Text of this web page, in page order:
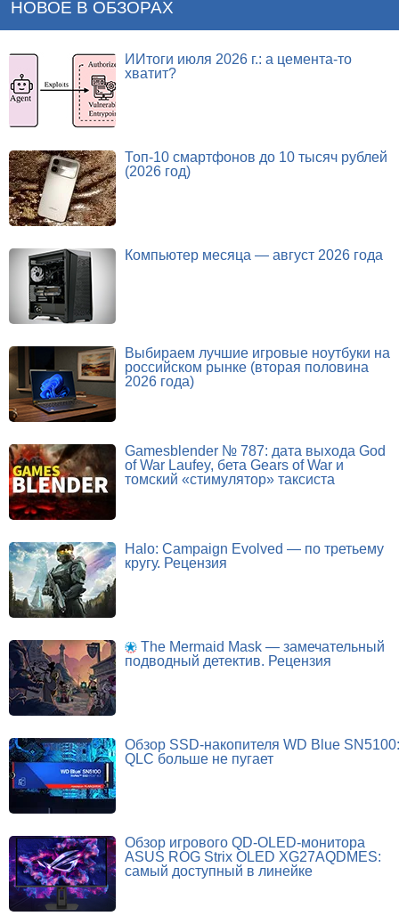
НОВОЕ В ОБЗОРАХ
ИИтоги июля 2026 г.: а цемента-то
хватит?
Топ-10 смартфонов до 10 тысяч рублей
(2026 год)
Компьютер месяца — август 2026 года
Выбираем лучшие игровые ноутбуки на
российском рынке (вторая половина
2026 года)
Gamesblender № 787: дата выхода God
of War Laufey, бета Gears of War и
томский «стимулятор» таксиста
Halo: Campaign Evolved — по третьему
кругу. Рецензия
The Mermaid Mask — замечательный
подводный детектив. Рецензия
Обзор SSD-накопителя WD Blue SN5100:
QLC больше не пугает
Обзор игрового QD-OLED-монитора
ASUS ROG Strix OLED XG27AQDMES:
самый доступный в линейке